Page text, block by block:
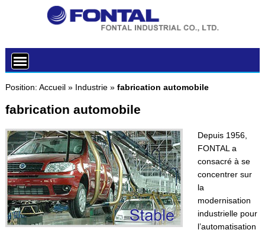
Position:Accueil » Industrie »fabrication automobile
fabrication automobile
Depuis 1956,
FONTAL a
consacré à se
concentrer sur
la
modernisation
industrielle pour
l’automatisation